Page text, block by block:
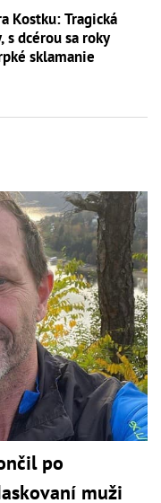
Kostku: Tragická
s dcérou sa roky
sklamanie
po
muži